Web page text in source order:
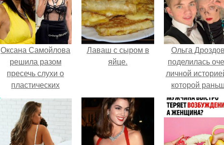
Оксана Самойлова
решила разом
пресечь слухи о
пластических
операциях и
публично
прояснила
ситуацию.
Лаваш с сыром в
яйце.
Ольга
поделилась
личной
которой
почти не